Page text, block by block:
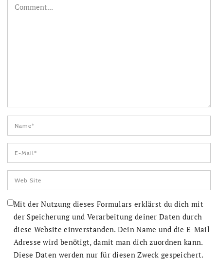
Mit der Nutzung dieses Formulars erklärst du dich mit
der Speicherung und Verarbeitung deiner Daten durch
diese Website einverstanden. Dein Name und die E-Mail
Adresse wird benötigt, damit man dich zuordnen kann.
Diese Daten werden nur für diesen Zweck gespeichert.